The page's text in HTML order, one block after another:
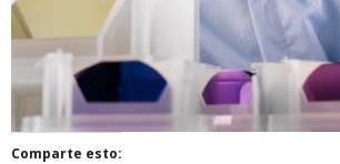
Comparte esto: